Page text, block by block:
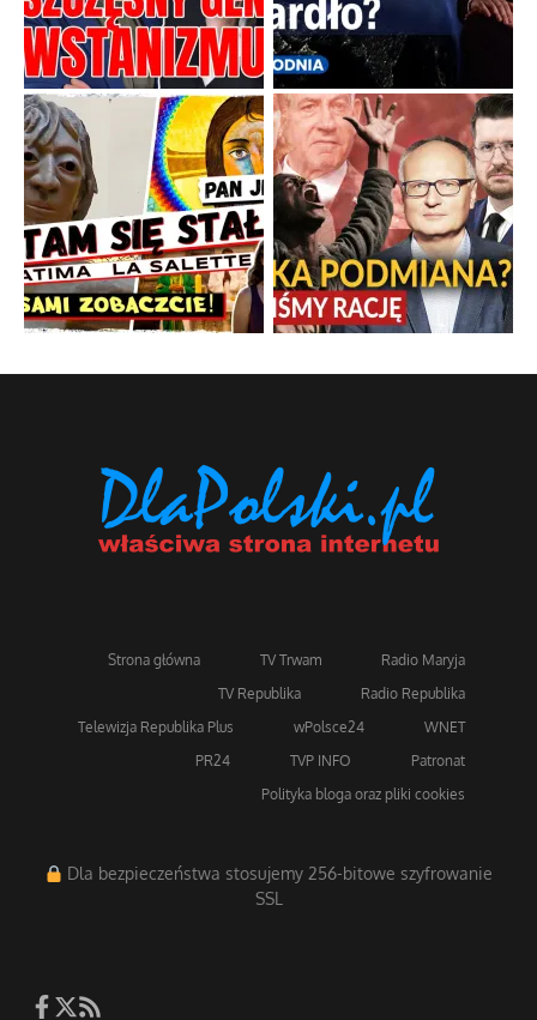
Strona główna TV Trwam
Radio Maryja
TV Republika
Radio Republika
Telewizja Republika Plus
wPolsce24
WNET
PR24
TVP INFO
Patronat
Polityka bloga oraz pliki cookies
Dla bezpieczeństwa stosujemy 256-bitowe szyfrowanie
SSL